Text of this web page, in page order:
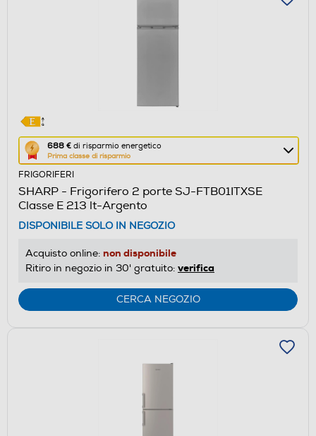
688 € di risparmio energetico
Prima classe di risparmio
Questa
azione
aprirà
il
Calcolatore
di
risparmio
energetico
Youreko.
FRIGORIFERI
SHARP - Frigorifero 2 porte SJ-FTB01ITXSE
Classe E 213 lt-Argento
DISPONIBILE SOLO IN NEGOZIO
Acquisto online: non disponibile
Ritiro in negozio in 30' gratuito: verifica
CERCA NEGOZIO